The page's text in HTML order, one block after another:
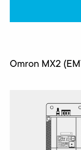
Omron MX2